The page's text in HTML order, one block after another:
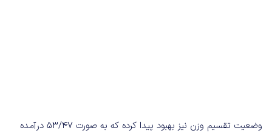
وضعیت تقسیم وزن نیز بهبود پیدا کرده که به صورت 53/47 درآمده